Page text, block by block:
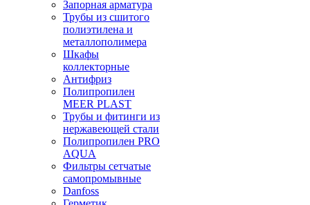
Запорная арматура
Трубы из сшитого
полиэтилена и
металлополимера
Шкафы
коллекторные
Антифриз
Полипропилен
MEER PLAST
Трубы и фитинги из
нержавеющей стали
Полипропилен PRO
AQUA
Фильтры сетчатые
самопромывные
Danfoss